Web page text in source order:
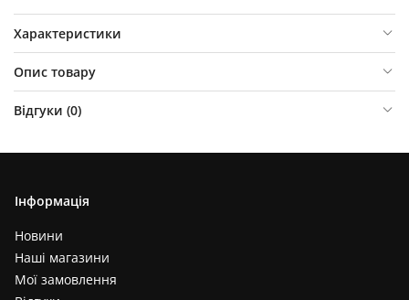
Характеристики
Опис товару
Відгуки (0)
Інформація
Новини
Наші магазини
Мої замовлення